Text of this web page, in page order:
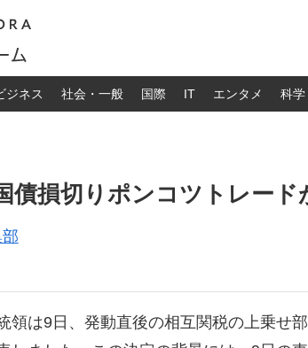
ジネス 社会・一般 国際 IT エンタメ 科学
債損切りポンコツトレー
領は9日、発動直後の相互関税の上乗せ